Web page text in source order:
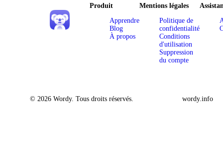
Produit
Apprendre
Blog
À propos
Mentions légales
Politique de
confidentialité
Conditions
d'utilisation
Suppression
du compte
© 2026 Wordy. Tous droits réservés. wordy.info